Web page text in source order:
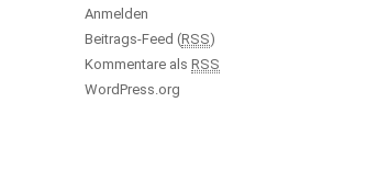
Anmelden
Beitrags-Feed (RSS)
Kommentare als RSS
WordPress.org